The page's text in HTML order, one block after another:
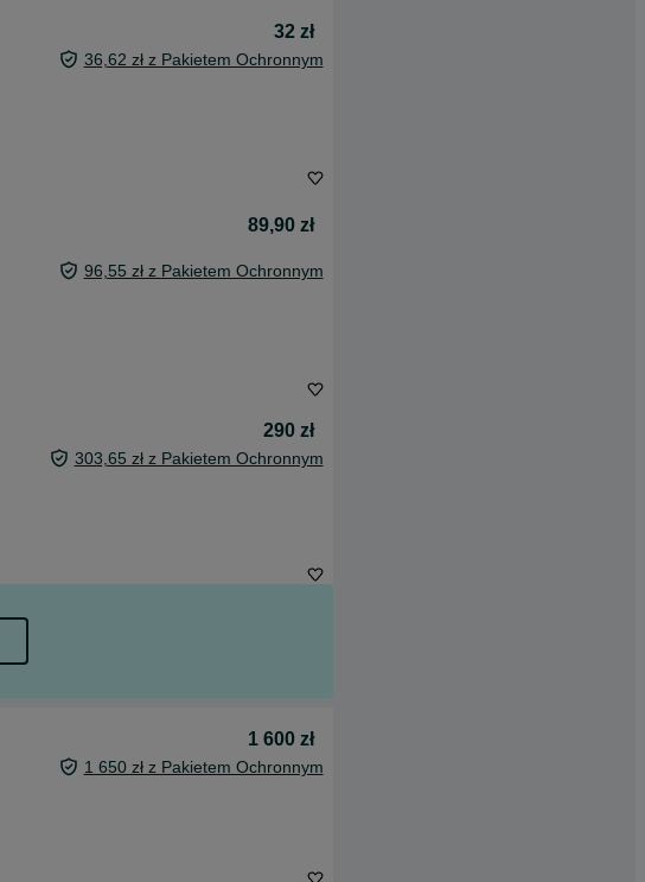
32 zł
36,62 zł z Pakietem Ochronnym
89,90 zł
96,55 zł z Pakietem Ochronnym
290 zł
303,65 zł z Pakietem Ochronnym
1 600 zł
1 650 zł z Pakietem Ochronnym